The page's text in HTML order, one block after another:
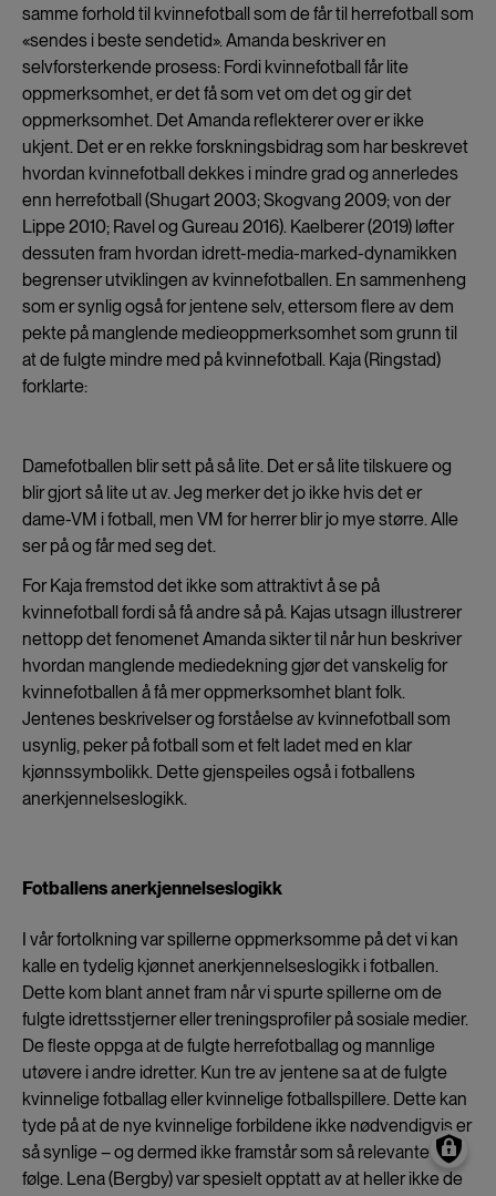
samme forhold til kvinnefotball som de får til herrefotball som
«sendes i beste sendetid». Amanda beskriver en
selvforsterkende prosess: Fordi kvinnefotball får lite
oppmerksomhet, er det få som vet om det og gir det
oppmerksomhet. Det Amanda reflekterer over er ikke
ukjent. Det er en rekke forskningsbidrag som har beskrevet
hvordan kvinnefotball dekkes i mindre grad og annerledes
enn herrefotball (Shugart 2003; Skogvang 2009; von der
Lippe 2010; Ravel og Gureau 2016). Kaelberer (2019) løfter
dessuten fram hvordan idrett-media-marked-dynamikken
begrenser utviklingen av kvinnefotballen. En sammenheng
som er synlig også for jentene selv, ettersom flere av dem
pekte på manglende medieoppmerksomhet som grunn til
at de fulgte mindre med på kvinnefotball. Kaja (Ringstad)
forklarte:
Damefotballen blir sett på så lite. Det er så lite tilskuere og
blir gjort så lite ut av. Jeg merker det jo ikke hvis det er
dame-VM i fotball, men VM for herrer blir jo mye større. Alle
ser på og får med seg det.
For Kaja fremstod det ikke som attraktivt å se på
kvinnefotball fordi så få andre så på. Kajas utsagn illustrerer
nettopp det fenomenet Amanda sikter til når hun beskriver
hvordan manglende mediedekning gjør det vanskelig for
kvinnefotballen å få mer oppmerksomhet blant folk.
Jentenes beskrivelser og forståelse av kvinnefotball som
usynlig, peker på fotball som et felt ladet med en klar
kjønnssymbolikk. Dette gjenspeiles også i fotballens
anerkjennelseslogikk.
Fotballens anerkjennelseslogikk
I vår fortolkning var spillerne oppmerksomme på det vi kan
kalle en tydelig kjønnet anerkjennelseslogikk i fotballen.
Dette kom blant annet fram når vi spurte spillerne om de
fulgte idrettsstjerner eller treningsprofiler på sosiale medier.
De fleste oppga at de fulgte herrefotballag og mannlige
utøvere i andre idretter. Kun tre av jentene sa at de fulgte
kvinnelige fotballag eller kvinnelige fotballspillere. Dette kan
tyde på at de nye kvinnelige forbildene ikke nødvendigvis er
så synlige – og dermed ikke framstår som så relevante å
følge. Lena (Bergby) var spesielt opptatt av at heller ikke de